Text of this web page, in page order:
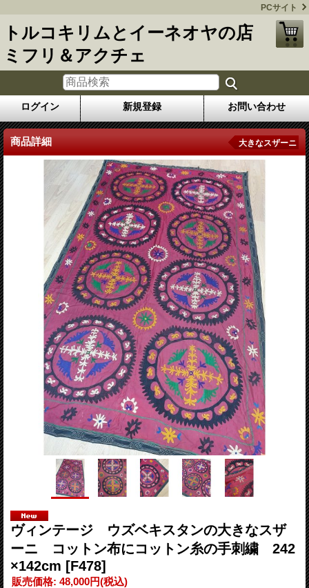
PCサイト
トルコキリムとイーネオヤの店
ミフリ＆アクチェ
ログイン 新規登録 お問い合わせ
商品詳細 大きなスザーニ
ヴィンテージ ウズベキスタンの大きなスザ
ーニ コットン布にコットン糸の手刺繍 242
×142cm [F478]
販売価格: 48,000円(税込)